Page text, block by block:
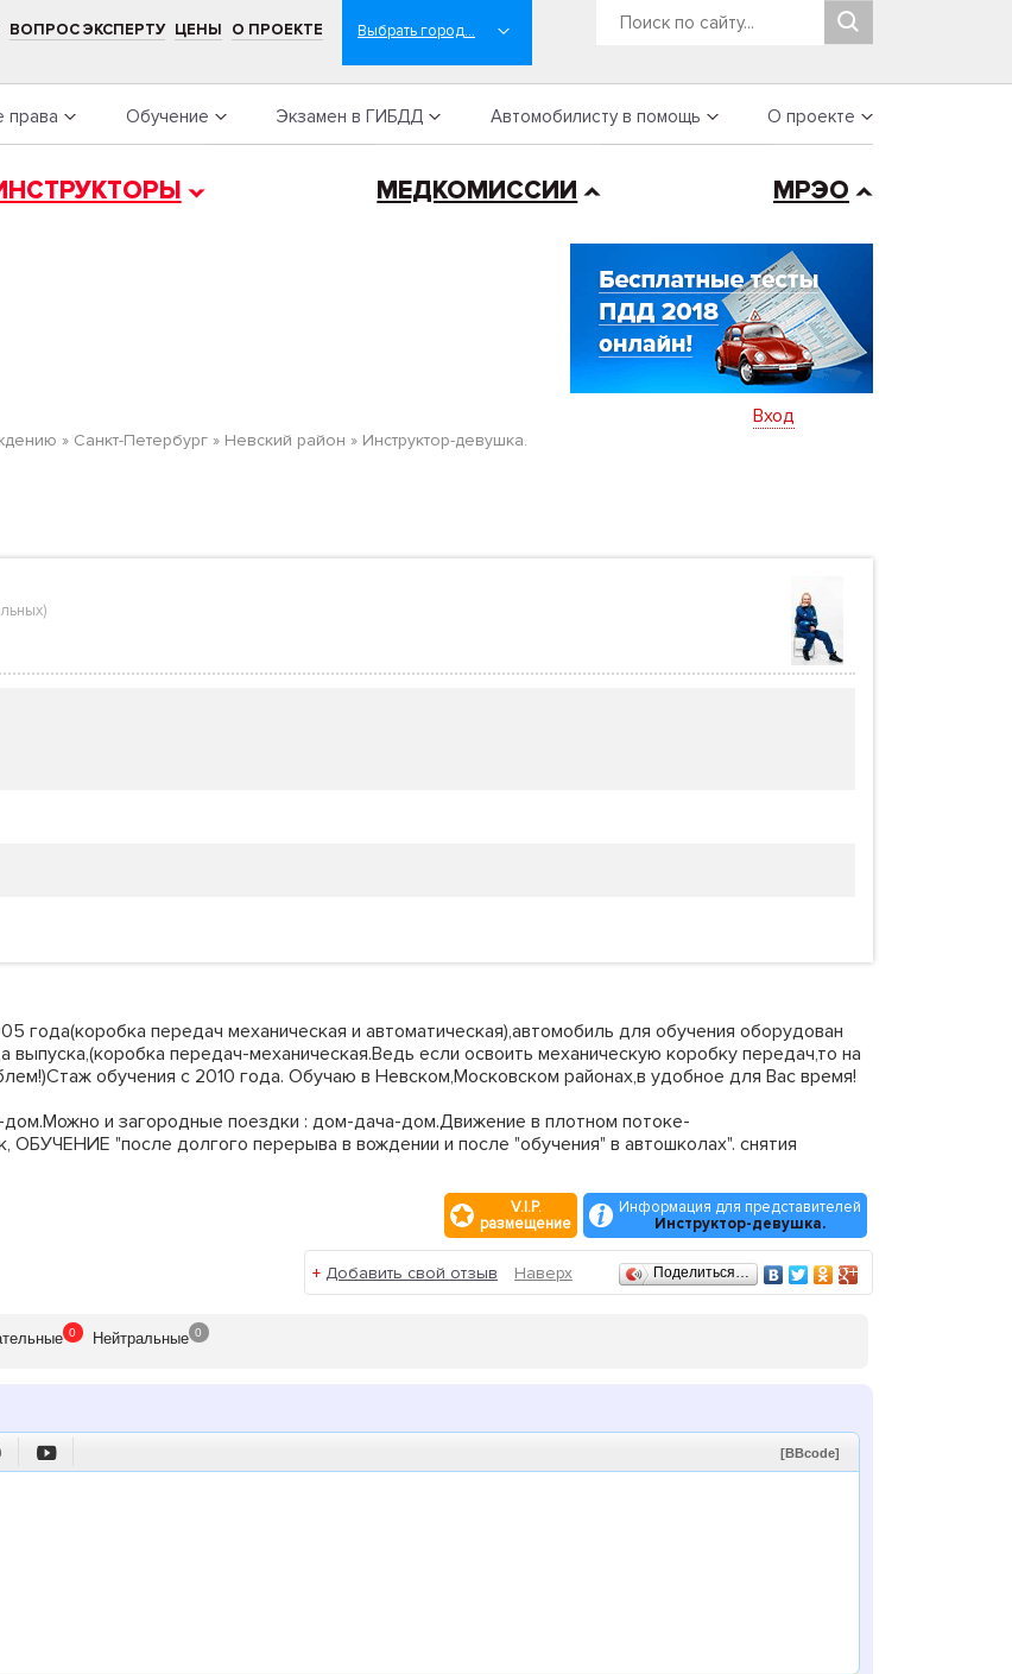
ВОПРОС ЭКСПЕРТУ ЦЕНЫ О ПРОЕКТЕ
права Обучение Экзамен в ГИБДД Автомобилисту в помощь О проекте
МЕДКОМИССИИ МРЭО
» Санкт-Петербург » Невский район » Инструктор-девушка.
Вход
)
года(коробка передач механическая и автоматическая),автомобиль для обучения оборудован
передач-механическая.Ведь если освоить механическую коробку передач,то на
обучения с 2010 года. Обучаю в Невском,Московском районах,в удобное для Вас время!
и загородные поездки : дом-дача-дом.Движение в плотном потоке-
"после долгого перерыва в вождении и после "обучения" в автошколах". снятия
V.I.P.
размещение
Информация для представителей
Инструктор-девушка.
+ Добавить свой отзыв Наверх Поделиться…
ельные 0 Нейтральные 0
 [BBcode]